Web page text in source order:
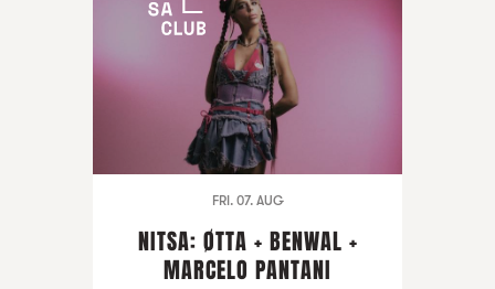
FRI. 07. AUG
NITSA: ØTTA + BENWAL +
MARCELO PANTANI